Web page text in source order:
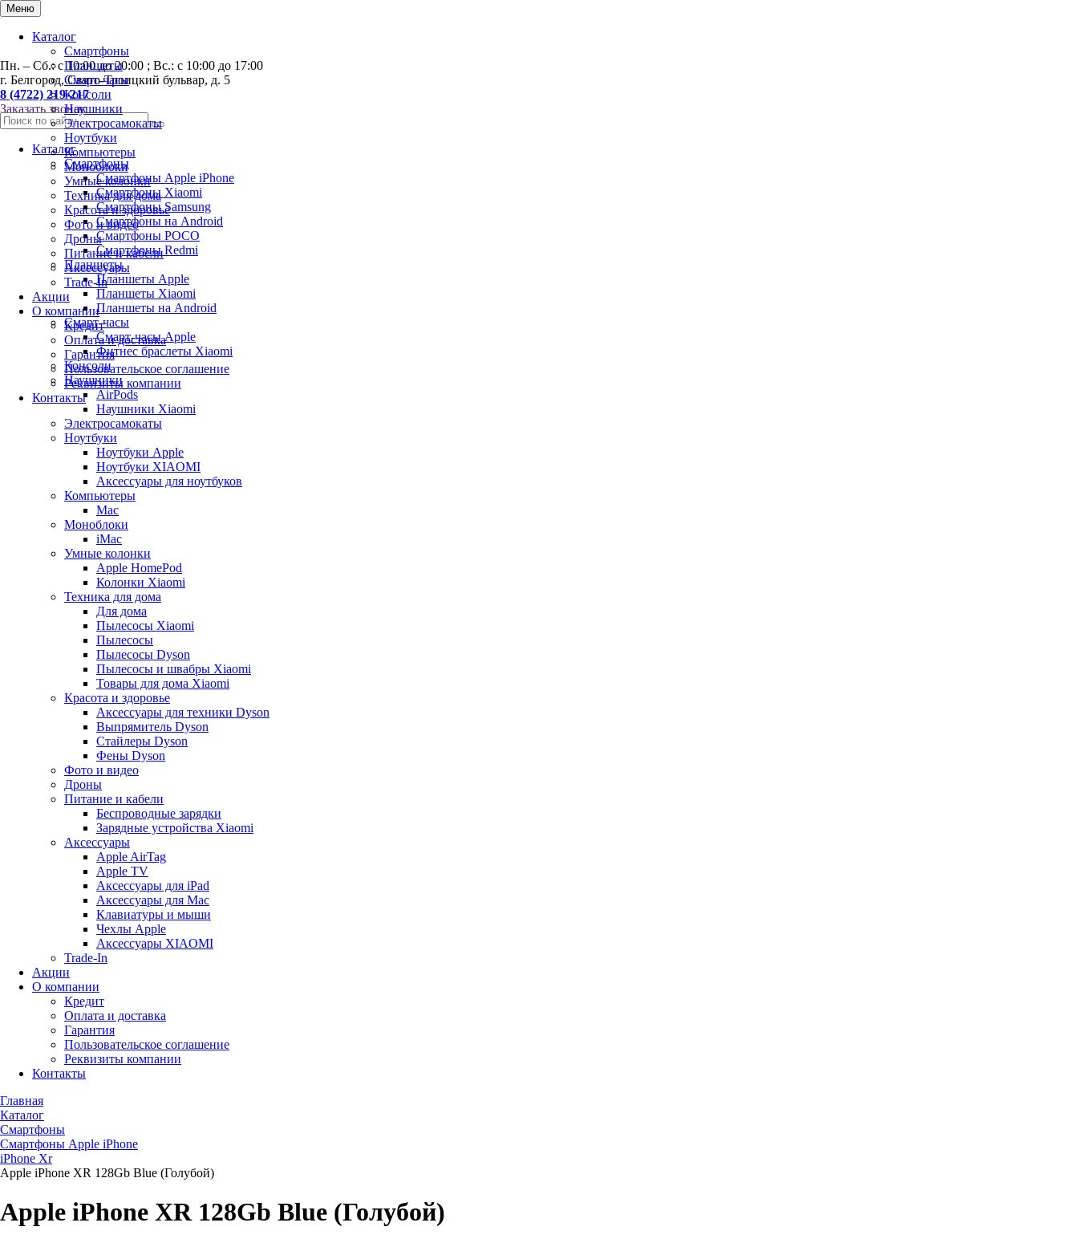
Меню
Каталог
Смартфоны
Планшеты
Смарт-часы
Консоли
Наушники
Электросамокаты
Ноутбуки
Компьютеры
Моноблоки
Умные колонки
Техника для дома
Красота и здоровье
Фото и видео
Дроны
Питание и кабели
Аксессуары
Trade-In
Акции
О компании
Кредит
Оплата и доставка
Гарантия
Пользовательское соглашение
Реквизиты компании
Контакты
0
Пн. – Сб.: с 10:00 до 20:00 ; Вс.: с 10:00 до 17:00
г. Белгород, Свято-Троицкий бульвар, д. 5
8 (4722) 219-217
Заказать звонок
Каталог
Смартфоны
Смартфоны Apple iPhone
Смартфоны Хiaomi
Смартфоны Samsung
Смартфоны на Android
Смартфоны POCO
Смартфоны Redmi
Планшеты
Планшеты Apple
Планшеты Xiaomi
Планшеты на Android
Смарт-часы
Смарт-часы Apple
Фитнес браслеты Xiaomi
Консоли
Наушники
AirPods
Наушники Xiaomi
Электросамокаты
Ноутбуки
Ноутбуки Apple
Ноутбуки XIAOMI
Аксессуары для ноутбуков
Компьютеры
Mac
Моноблоки
iMac
Умные колонки
Apple HomePod
Колонки Xiaomi
Техника для дома
Для дома
Пылесосы Xiaomi
Пылесосы
Пылесосы Dyson
Пылесосы и швабры Xiaomi
Товары для дома Xiaomi
Красота и здоровье
Аксессуары для техники Dyson
Выпрямитель Dyson
Стайлеры Dyson
Фены Dyson
Фото и видео
Дроны
Питание и кабели
Беспроводные зарядки
Зарядные устройства Xiaomi
Аксессуары
Apple AirTag
Apple TV
Аксессуары для iPad
Аксессуары для Mac
Клавиатуры и мыши
Чехлы Apple
Аксессуары XIAOMI
Trade-In
Акции
О компании
Кредит
Оплата и доставка
Гарантия
Пользовательское соглашение
Реквизиты компании
Контакты
Главная
Каталог
Смартфоны
Смартфоны Apple iPhone
iPhone Xr
Apple iPhone XR 128Gb Blue (Голубой)
Apple iPhone XR 128Gb Blue (Голубой)